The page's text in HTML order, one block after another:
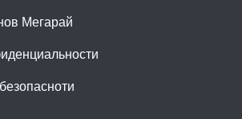
Мегарай